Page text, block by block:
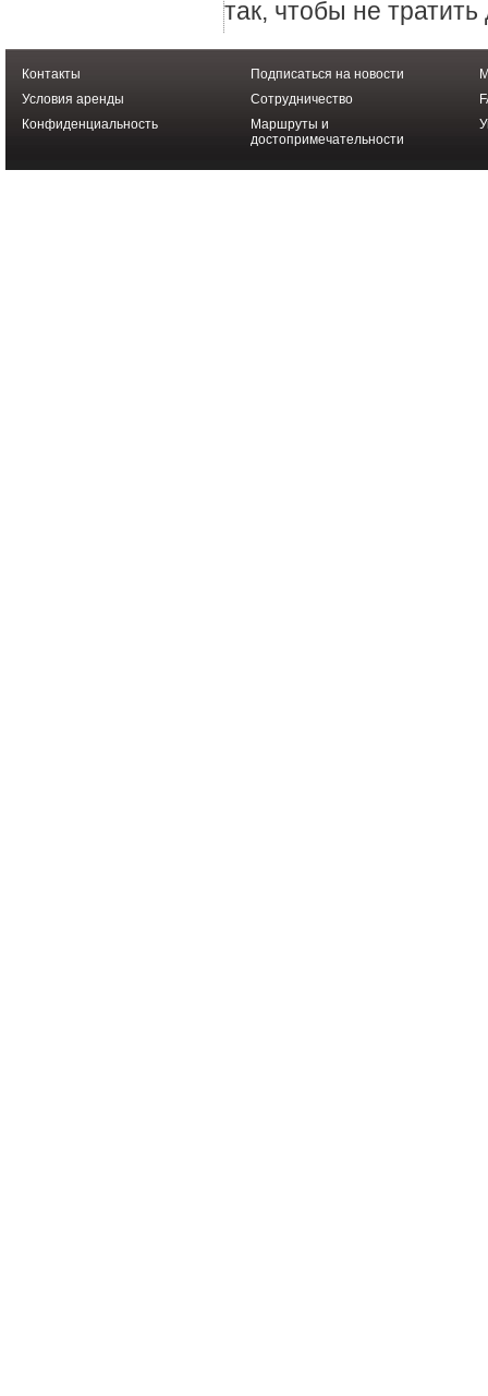
так, чтобы не
Контакты Подписаться на новости
Условия аренды
Cотрудничество
Конфиденциальность
Маршруты и
достопримечательности